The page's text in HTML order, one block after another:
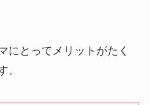
にとってメリットがたく
。